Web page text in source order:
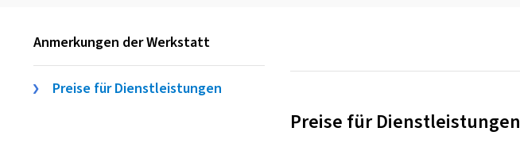
Anmerkungen der Werkstatt
Preise für Dienstleistungen
Preise für Dienstleistungen